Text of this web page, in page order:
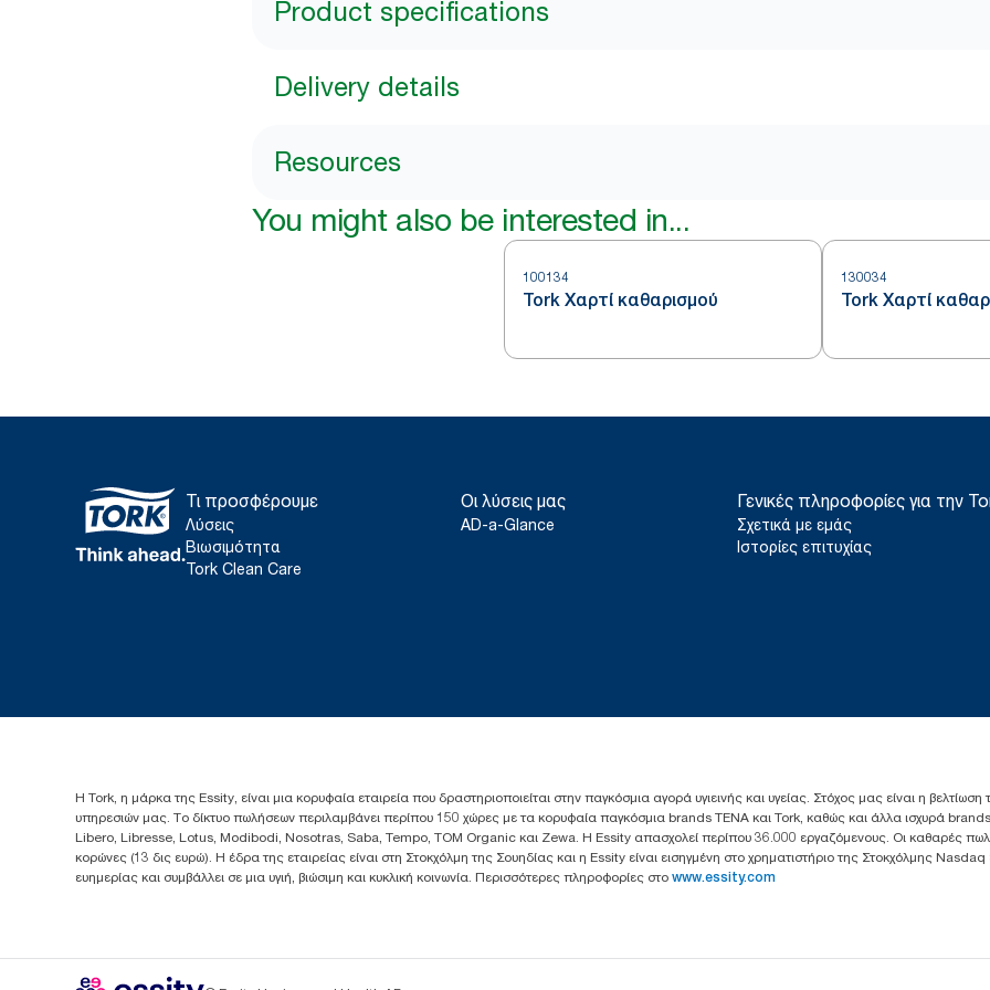
Product specifications
Delivery details
Resources
You might also be interested in...
100134
Tork Χαρτί καθαρισμού
130034
Tork Χαρτί
Τι προσφέρουμε
Λύσεις
Βιωσιμότητα
Tork Clean Care
Οι λύσεις μας
AD-a-Glance
Γενικές πληροφορίες για την
Σχετικά με εμάς
Ιστορίες επιτυχίας
Η Tork, η μάρκα της Essity, είναι μια κορυφαία εταιρεία που δραστηριοποιείται στην παγκόσμια αγορά υγιεινής και υγείας. Στόχος μας είναι η
υπηρεσιών μας. Το δίκτυο πωλήσεων περιλαμβάνει περίπου 150 χώρες με τα κορυφαία παγκόσμια brands TENA και Tork, καθώς και άλλα ισχυρά
Libero, Libresse, Lotus, Modibodi, Nosotras, Saba, Tempo, TOM Organic και Zewa. Η Essity απασχολεί περίπου 36.000 εργαζόμενους. Οι καθαρές
κορώνες (13 δις ευρώ). Η έδρα της εταιρείας είναι στη Στοκχόλμη της Σουηδίας και η Essity είναι εισηγμένη στο χρηματιστήριο της Στοκχόλμης
ευημερίας και συμβάλλει σε μια υγιή, βιώσιμη και κυκλική κοινωνία. Περισσότερες πληροφορίες στο www.essity.com